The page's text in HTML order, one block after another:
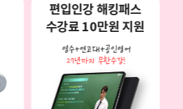
편입인강 해킹패스
수강료 10만원 지원